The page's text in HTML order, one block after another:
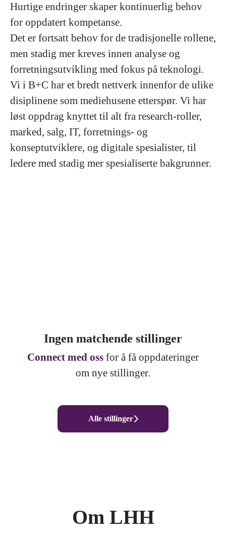
Hurtige endringer skaper kontinuerlig behov
for oppdatert kompetanse.
Det er fortsatt behov for de tradisjonelle rollene,
men stadig mer kreves innen analyse og
forretningsutvikling med fokus på teknologi.
Vi i B+C har et bredt nettverk innenfor de ulike
disiplinene som mediehusene etterspør. Vi har
løst oppdrag knyttet til alt fra research-roller,
marked, salg, IT, forretnings- og
konseptutviklere, og digitale spesialister, til
ledere med stadig mer spesialiserte bakgrunner.
Ingen matchende stillinger
Connect med oss for å få oppdateringer
om nye stillinger.
Alle stillinger
Om LHH